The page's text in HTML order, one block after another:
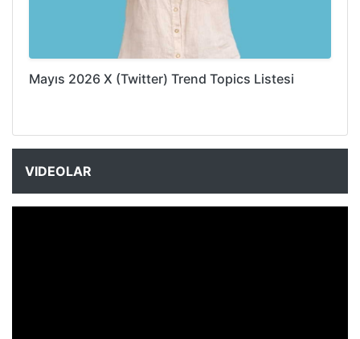
Mayıs 2026 X (Twitter) Trend Topics Listesi
VIDEOLAR